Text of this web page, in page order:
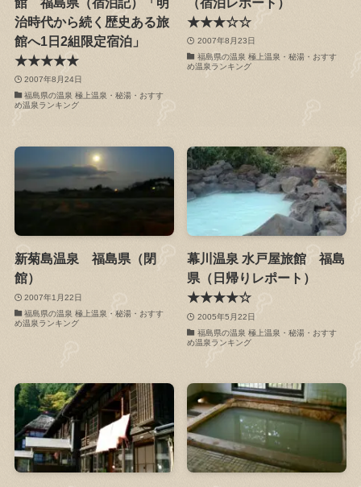
治時代から続く歴史ある旅
館へ1日2組限定宿泊」
★★★★★
2007年8月24日
福島県の温泉 極上温泉・秘湯・おすす
め温泉ランキング
★★★☆☆
2007年8月23日
福島県の温泉 極上温泉・秘湯・おすす
め温泉ランキング
新菊島温泉 福島県（閉
館）
2007年1月22日
福島県の温泉 極上温泉・秘湯・おすす
め温泉ランキング
幕川温泉 水戸屋旅館 福島
県（日帰りレポート）
★★★★☆
2005年5月22日
福島県の温泉 極上温泉・秘湯・おすす
め温泉ランキング